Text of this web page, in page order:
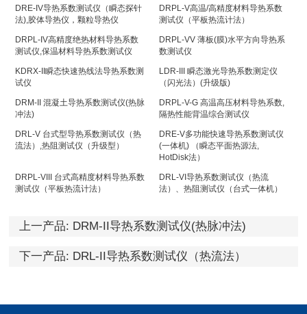
DRE-IV导热系数测试仪（瞬态探针
法),胶体导热仪，颗粒导热仪
DRPL-V高温/高精度材料导热系数
测试仪（平板热流计法）
DRPL-IV高精度绝热材料导热系数
测试仪,保温材料导热系数测试仪
DRPL-VV 薄板(膜)水平方向导热系
数测试仪
KDRX-II瞬态快速热线法导热系数测
试仪
LDR-III 瞬态激光导热系数测定仪
（闪光法）(升级版)
DRM-II 混凝土导热系数测试仪(热脉
冲法)
DRPL-V-G 高温高压材料导热系数,
隔热性能背温综合测试仪
DRL-V 台式型导热系数测试仪（热
流法）,热阻测试仪（升级型）
DRE-V多功能快速导热系数测试仪
(一体机) （瞬态平面热源法,
HotDisk法）
DRPL-VIII 台式高精度材料导热系数
测试仪（平板热流计法）
DRL-VI导热系数测试仪（热流
法）、热阻测试仪（台式一体机）
上一产品: DRM-II导热系数测试仪(热脉冲法)
下一产品: DRL-II导热系数测试仪（热流法）